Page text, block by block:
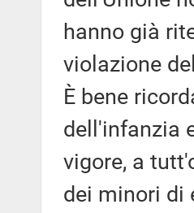
hanno già
violazione
È bene
dell'infanzia
vigore, a
dei minori di